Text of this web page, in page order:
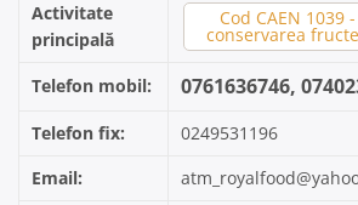
Activitate
principală
Cod CAEN 1039
conservarea
Telefon mobil: 0761636746,
Telefon fix:
0249531196
Email: